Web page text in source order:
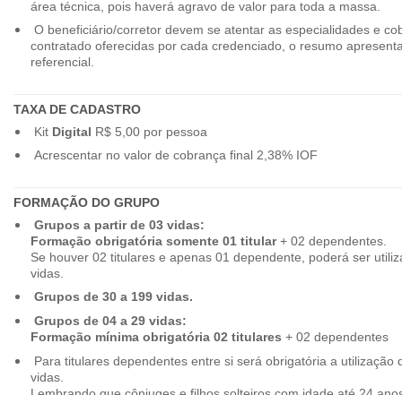
área técnica, pois haverá agravo de valor para toda a massa.
O beneficiário/corretor devem se atentar as especialidades e
contratado oferecidas por cada credenciado, o resumo
referencial.
TAXA DE CADASTRO
Kit Digital R$ 5,00 por pessoa
Acrescentar no valor de cobrança final 2,38% IOF
FORMAÇÃO DO GRUPO
Grupos a partir de 03 vidas:
Formação obrigatória somente 01 titular+ 02 dependentes.
Se houver 02 titulares e apenas 01 dependente, poderá ser
vidas.
Grupos de 30 a 199 vidas.
Grupos de 04 a 29 vidas:
Formação mínima obrigatória 02 titulares + 02 dependentes
Para titulares dependentes entre si será obrigatória a utilização
vidas.